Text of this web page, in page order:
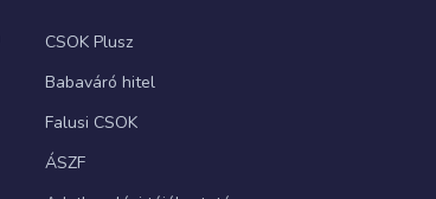
CSOK Plusz
Babaváró hitel
Falusi CSOK
ÁSZF